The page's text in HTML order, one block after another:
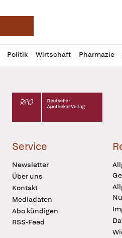
Deutsche Apotheker
Politik Wirtschaft Pharmazie
Profil
öffnen
Daz
Pur
Deutscher Apotheker Verlag
Service
Newsletter
Über uns
Kontakt
Mediadaten
Abo kündigen
RSS-Feed